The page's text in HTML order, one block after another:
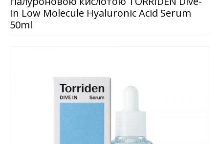
In Low Molecule Hyaluronic Acid Serum
50ml